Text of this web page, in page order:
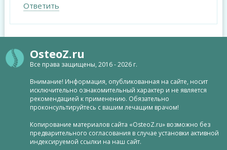
Ответить
OsteoZ.ru
Все права защищены, 2016 - 2026 г.
Внимание! Информация, опубликованная на сайте, носит
исключительно ознакомительный характер и не является
рекомендацией к применению. Обязательно
проконсультируйтесь с вашим лечащим врачом!
Копирование материалов сайта «OsteoZ.ru» возможно без
предварительного согласования в случае установки активной
индексируемой ссылки на наш сайт.